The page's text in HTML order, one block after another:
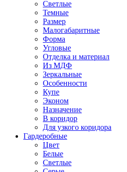
Светлые
Темные
Размер
Малогабаритные
Форма
Угловые
Отделка и материал
Из МДФ
Зеркальные
Особенности
Купе
Эконом
Назначение
В коридор
Для узкого коридора
Гардеробные
Цвет
Белые
Светлые